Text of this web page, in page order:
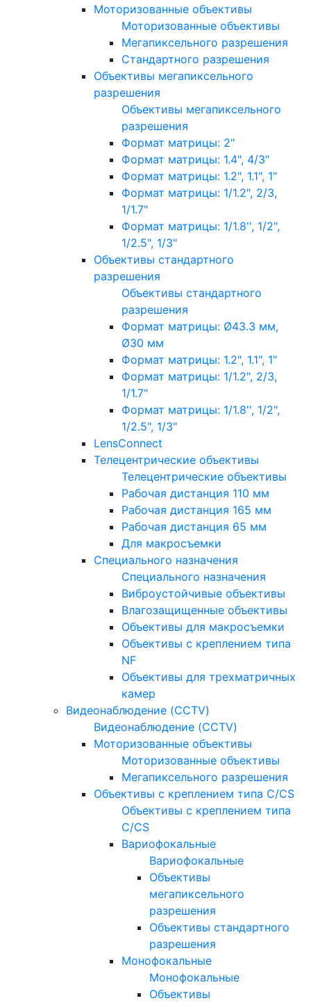
Моторизованные объективы
Моторизованные объективы
Мегапиксельного разрешения
Стандартного разрешения
Объективы мегапиксельного
разрешения
Объективы мегапиксельного
разрешения
Формат матрицы: 2"
Формат матрицы: 1.4", 4/3"
Формат матрицы: 1.2", 1.1", 1"
Формат матрицы: 1/1.2", 2/3,
1/1.7"
Формат матрицы: 1/1.8'', 1/2",
1/2.5", 1/3"
Объективы стандартного
разрешения
Объективы стандартного
разрешения
Формат матрицы: Ø43.3 мм,
Ø30 мм
Формат матрицы: 1.2", 1.1", 1"
Формат матрицы: 1/1.2", 2/3,
1/1.7"
Формат матрицы: 1/1.8'', 1/2",
1/2.5", 1/3"
LensConnect
Телецентрические объективы
Телецентрические объективы
Рабочая дистанция 110 мм
Рабочая дистанция 165 мм
Рабочая дистанция 65 мм
Для макросъемки
Специального назначения
Специального назначения
Виброустойчивые объективы
Влагозащищенные объективы
Объективы для макросъемки
Объективы с креплением типа
NF
Объективы для трехматричных
камер
Видеонаблюдение (CCTV)
Видеонаблюдение (CCTV)
Моторизованные объективы
Моторизованные объективы
Мегапиксельного разрешения
Объективы с креплением типа C/CS
Объективы с креплением типа
C/CS
Вариофокальные
Вариофокальные
Объективы
мегапиксельного
разрешения
Объективы стандартного
разрешения
Монофокальные
Монофокальные
Объективы